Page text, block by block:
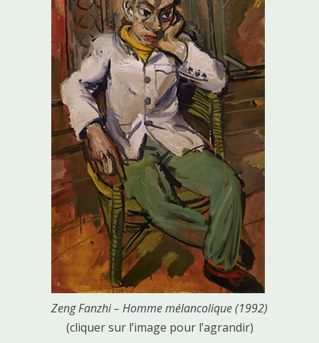
Zeng Fanzhi – Homme mélancolique (1992)
(cliquer sur l’image pour l’agrandir)